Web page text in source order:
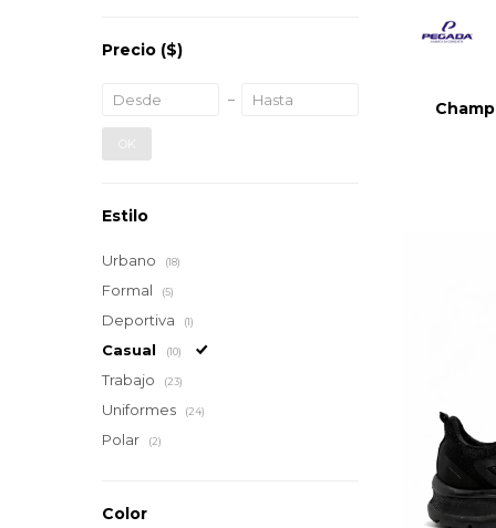
Precio ($)
OK
Estilo
Urbano (18)
Formal (5)
Deportiva (1)
Casual (10)
Trabajo (23)
Uniformes (24)
Polar (2)
Color